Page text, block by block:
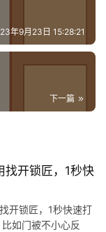
年9月23日 15:28:21
下一篇
找开锁匠，1秒快
开锁匠，1秒快速打
如门被不小心反